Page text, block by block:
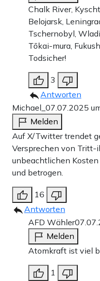
Chalk River,
Belojarsk,
Tschernobyl,
Tōkai-mura,
Todsicher!
3
Antworten
Michael_ 07.07.2025
Melden
Auf X/Twitter trendet
Versprechen von Tritt-
unbeachtlichen
und betrogen.
16
Antworten
AFD Wähler
Melden
Atomkraft ist viel
1